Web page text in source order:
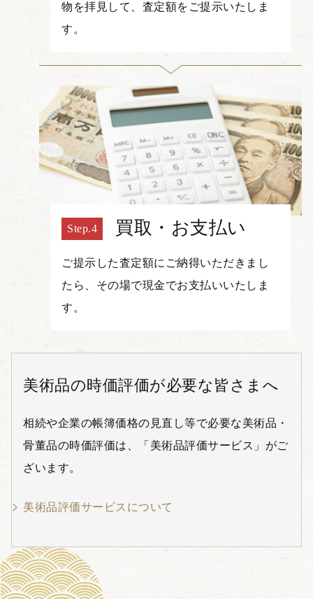
物を拝見して、査定額をご提示いたしま
す。
買取・お支払い
ご提示した査定額にご納得いただきまし
たら、その場で現金でお支払いいたしま
す。
美術品の時価評価が必要な皆さまへ
相続や企業の帳簿価格の見直し等で必要な美術品・
骨董品の時価評価は、「美術品評価サービス」がご
ざいます。
美術品評価サービスについて